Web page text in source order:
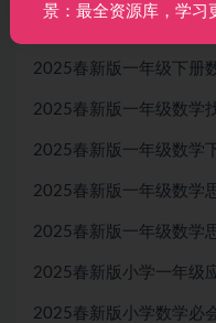
2025春新版一年级下册
2025春新版一年级数学
2025春新版一年级数学
2025春新版一年级数学
2025春新版一年级数学
2025春新版小学一年级
2025春新版小学数学必
景：最全资源库，学习